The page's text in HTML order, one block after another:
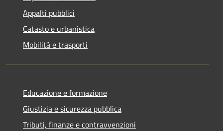
Appalti pubblici
Catasto e urbanistica
Mobilità e trasporti
Educazione e formazione
Giustizia e sicurezza pubblica
Tributi, finanze e contravvenzioni